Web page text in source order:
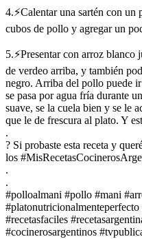
4.⚡Calentar una sartén con
cubos de pollo y agregar un
5.⚡Presentar con arroz
de verdeo arriba, y también
negro. Arriba del pollo puede
se pasa por agua fría durante
suave, se la cuela bien y se le
que le de frescura al plato. Y
.
? Si probaste esta receta y
los
.
.
#polloalmani #pollo #mani
#recetasfaciles
#cocinerosargentinos